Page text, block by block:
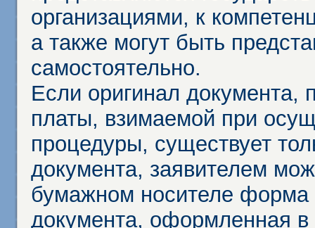
организациями, к
а также могут быть
самостоятельно.
Если оригинал документа,
платы, взимаемой при
процедуры, существует
документа, заявителем
бумажном носителе форма
документа, оформленная в